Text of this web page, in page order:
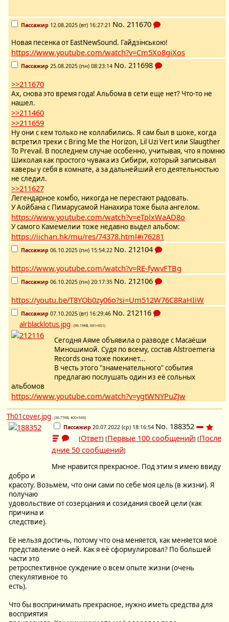
Пассажир 12.08.2025 (вт) 16:27:21 No. 211670
Новая песенка от EastNewSound. Гайдзiнською!
https://www.youtube.com/watch?v=Cm5Xo8giXos
Пассажир 25.08.2025 (пн) 08:23:14 No. 211698
>>211670
Ах, снова это время года! Альбома в сети еще нет? Что-то не
нашел.
>>211460
>>211659
Ну они с кем только не коллабились. Я сам был в шоке, когда
встретил треки с Bring Me the Horizon, Lil Uzi Vert или Slaugther
To Prevail. В последнем случае особенно, учитывая, что я помню
Шиколая как простого чувака из Сибири, который записывал
каверы у себя в комнате, а за дальнейший его деятельностью
не следил.
>>211627
Легендарное комбо, никогда не перестают радовать.
У Аойбана с Пимарусамой Нанахира тоже была ангелом.
https://www.youtube.com/watch?v=eTplxWaAD8o
У самого Камемелии тоже недавно выдел альбом:
https://iichan.hk/mu/res/74378.html#i76281
Пассажир 06.10.2025 (пн) 15:54:22 No. 212104
https://www.youtube.com/watch?v=RE-fywvFTBg
Пассажир 06.10.2025 (пн) 20:17:35 No. 212106
https://youtu.be/T8YOb0zy06o?si=Um512W76C8RaHIiW
Пассажир 07.10.2025 (вт) 16:29:46 No. 212116
alrblacklotus.jpg - (96.19KB, 641×651)
Сегодня Аяме объявила о разводе с Масаёши
Миношимой. Судя по всему, состав Alstroemeria
Records она тоже покинет...
В честь этого "знаменательного" события
предлагаю послушать один из её сольных
альбомов
https://www.youtube.com/watch?v=ygtWNYPuZJw
Th01cover.jpg - (36.77KB, 400×560)
Пассажир 20.07.2022 (ср) 18:16:54 No. 188352
[Ответ] [Первые 100 сообщений] [После
дние 50 сообщений]
Мне нравится прекрасное. Под этим я имею ввиду
добро и
красоту. Возьмём, что они сами по себе моя цель (в жизни). Я
получаю
удовольствие от созерцания и созидания своей цели (как
причина и
следствие).
Её нельзя достичь, потому что она меняется, как меняется моё
представление о ней. Как я её сформулировал? По большей
части это
ретроспективное суждение о всем опыте жизни (очень
спекулятивное то
есть).
Что бы воспринимать прекрасное, нужно иметь средства для
восприятия